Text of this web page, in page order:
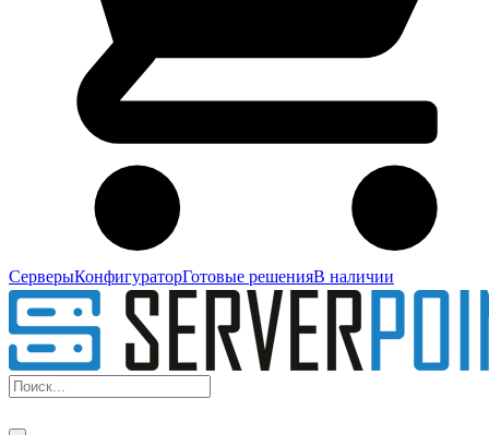
СерверыКонфигураторГотовые решенияВ наличии